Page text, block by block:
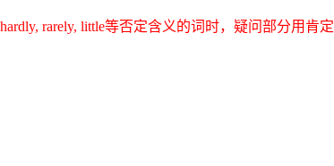
rarely, little等否定含义的词时，疑问部分用肯定